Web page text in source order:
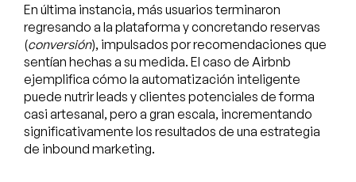
En última instancia, más usuarios terminaron
regresando a la plataforma y concretando reservas
(conversión), impulsados por recomendaciones que
sentían hechas a su medida. El caso de Airbnb
ejemplifica cómo la automatización inteligente
puede nutrir leads y clientes potenciales de forma
casi artesanal, pero a gran escala, incrementando
significativamente los resultados de una estrategia
de inbound marketing.